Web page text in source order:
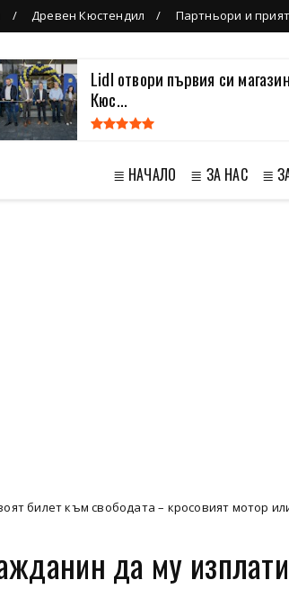
Древен Кюстендил Партньори и
Lidl отвори първия си
Кюс...
≣ НАЧАЛО ≣ ЗА НАС ≣
свободата – кросовият мотор или ATV?
да му